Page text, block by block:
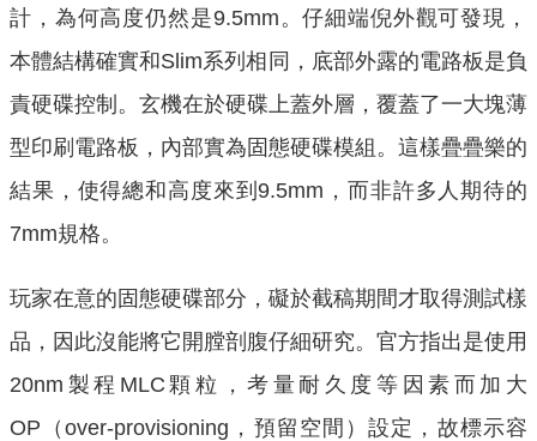
計，為何高度仍然是9.5mm。仔細端倪外觀可發現，
本體結構確實和Slim系列相同，底部外露的電路板是負
責硬碟控制。玄機在於硬碟上蓋外層，覆蓋了一大塊薄
型印刷電路板，內部實為固態硬碟模組。這樣疊疊樂的
結果，使得總和高度來到9.5mm，而非許多人期待的
7mm規格。
玩家在意的固態硬碟部分，礙於截稿期間才取得測試樣
品，因此沒能將它開膛剖腹仔細研究。官方指出是使用
20nm製程MLC顆粒，考量耐久度等因素而加大
OP（over-provisioning，預留空間）設定，故標示容